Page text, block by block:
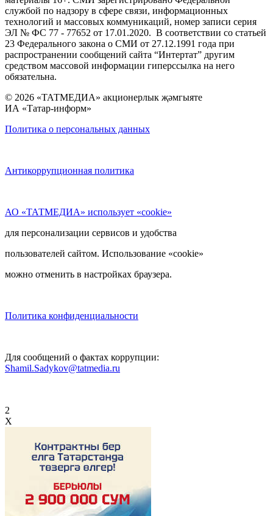
службой по надзору в сфере связи, информационных
технологий и массовых коммуникаций, номер записи серия
ЭЛ № ФС 77 - 77652 от 17.01.2020. В соответствии со статьей
23 Федерального закона о СМИ от 27.12.1991 года при
распространении сообщений сайта “Интертат” другим
средством массовой информации гиперссылка на него
обязательна.
© 2026 «ТАТМЕДИА» акционерлык җәмгыяте
ИА «Татар-информ»
Политика о персональных данных
Антикоррупционная политика
АО «ТАТМЕДИА» использует «cookie»
для персонализации сервисов и удобства
пользователей сайтом. Использование «cookie»
можно отменить в настройках браузера.
Политика конфиденциальности
Для сообщений о фактах коррупции:
Shamil.Sadykov@tatmedia.ru
2
X